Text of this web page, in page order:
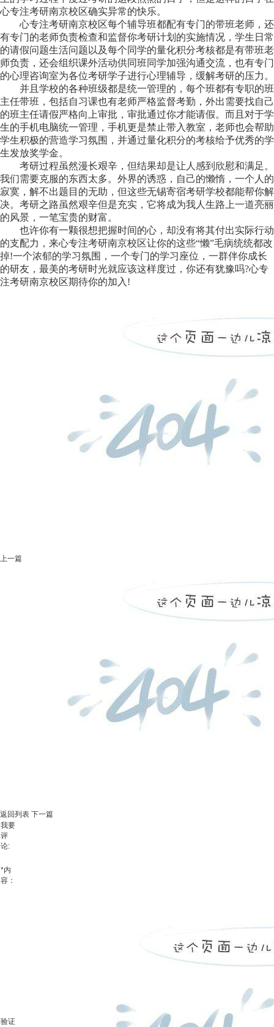
心专注考研南京校区确实异常的快乐。
心专注考研南京校区每个辅导班都配有专门的带班老师，还
有专门的老师负责检查和监督你考研计划的实施情况，学生日常
的请假问题生活问题以及每个同学的量化积分考核都是有带班老
师负责，还会组织课外活动供同班同学加强沟通交流，也有专门
的心理咨询室为各位考研学子进行心理辅导，缓解考研的压力。
并且学校的各种班级都是统一管理的，每个班都有专职的班
主任带班，包括自习课也有老师严格监督考勤，外出需要找自己
的班主任请假严格向上审批，审批通过你才能请假。而且对于学
生的手机电脑统一管理，手机更是禁止带入教室，老师也会帮助
学生积极的营造学习氛围，并通过量化积分的考核给予优秀的学
生发放奖学金。
考研过程虽然漫长艰辛，但结果却是让人感到欣慰和满足。
我们需要克服的东西太多。外界的诱惑，自己的懒惰，一个人的
寂寞，解不出题目的无助，但这些无锡寄宿考研学校都能帮你解
决。考研之路虽然艰辛但是充实，它将成为我人生路上一道亮丽
的风景，一笔宝贵的财富。
也许你有一颗很想把握时间的心，却没有将其付出实际行动
的支配力，来心专注考研南京校区让你的这些“懒”毛病统统都改
掉!一个浓郁的学习氛围，一个专门的学习座位，一群伴你成长
的研友，最美的考研时光就应该这样度过，你还有犹豫吗?心专
注考研南京校区期待你的加入!
上一篇
返回列表 下一篇
我要
评
论:
*内
容：
验证